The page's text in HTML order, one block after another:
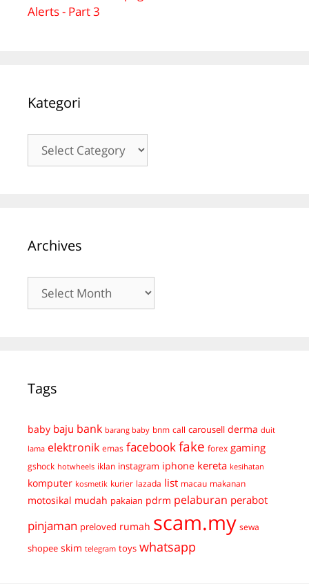
Alerts - Part 3
Kategori
Archives
Tags
baby baju bank barang baby bnm call carousell derma duit
lama elektronik emas facebook fake forex gaming
gshock hotwheels iklan instagram iphone kereta kesihatan
komputer kosmetik kurier lazada list macau makanan
motosikal mudah pakaian pdrm pelaburan perabot
pinjaman preloved rumah scam.my sewa
shopee skim telegram toys whatsapp